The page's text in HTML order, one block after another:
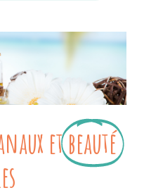
etbeauté